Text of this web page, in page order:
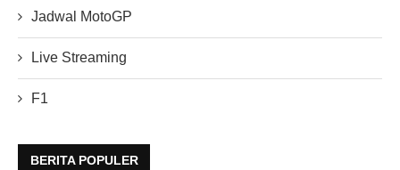
Jadwal MotoGP
Live Streaming
F1
BERITA POPULER